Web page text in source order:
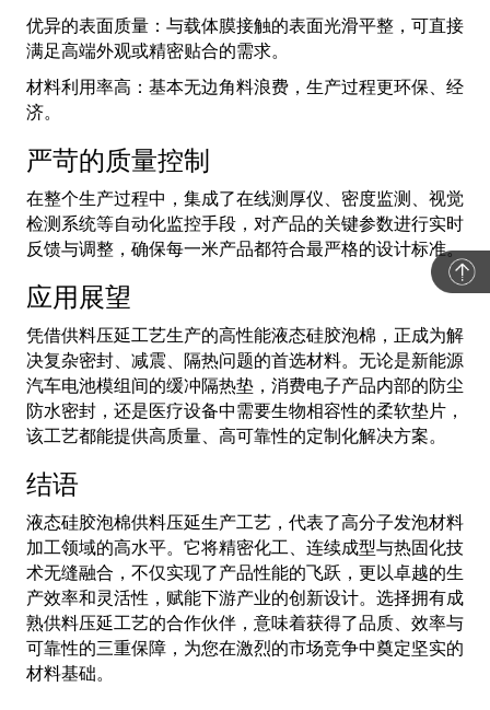
优异的表面质量：与载体膜接触的表面光滑平整，可直接
满足高端外观或精密贴合的需求。
材料利用率高：基本无边角料浪费，生产过程更环保、经
济。
严苛的质量控制
在整个生产过程中，集成了在线测厚仪、密度监测、视觉
检测系统等自动化监控手段，对产品的关键参数进行实时
反馈与调整，确保每一米产品都符合最严格的设计标准。
应用展望
凭借供料压延工艺生产的高性能液态硅胶泡棉，正成为解
决复杂密封、减震、隔热问题的首选材料。无论是新能源
汽车电池模组间的缓冲隔热垫，消费电子产品内部的防尘
防水密封，还是医疗设备中需要生物相容性的柔软垫片，
该工艺都能提供高质量、高可靠性的定制化解决方案。
结语
液态硅胶泡棉供料压延生产工艺，代表了高分子发泡材料
加工领域的高水平。它将精密化工、连续成型与热固化技
术无缝融合，不仅实现了产品性能的飞跃，更以卓越的生
产效率和灵活性，赋能下游产业的创新设计。选择拥有成
熟供料压延工艺的合作伙伴，意味着获得了品质、效率与
可靠性的三重保障，为您在激烈的市场竞争中奠定坚实的
材料基础。